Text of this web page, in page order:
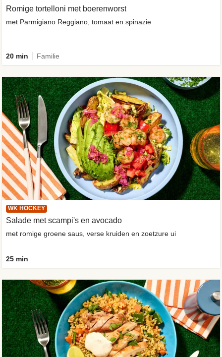
Romige tortelloni met boerenworst
met Parmigiano Reggiano, tomaat en spinazie
20 min Familie
WK HOCKEY
Salade met scampi's en avocado
met romige groene saus, verse kruiden en zoetzure ui
25 min